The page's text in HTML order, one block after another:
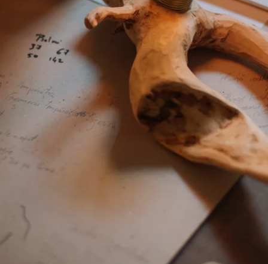
Am vrut să aflu cum s-au legat
pasiunile sale pentru natură și
fotografie în businessul GLŌM și
cum decurge procesul de creare a
unei lămpi de la idee la rezultat.